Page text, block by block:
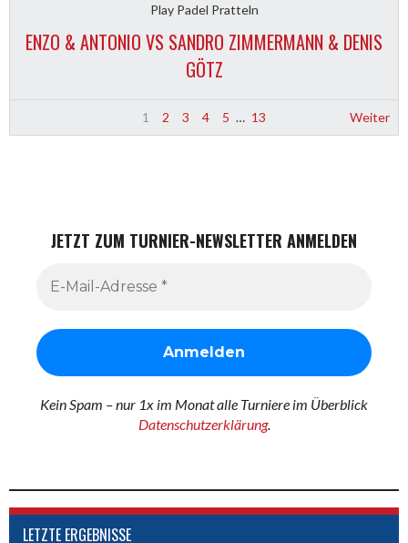
Play Padel Pratteln
ENZO & ANTONIO VS SANDRO ZIMMERMANN & DENIS
GÖTZ
1 2 3 4 5 … 13 Weiter
JETZT ZUM TURNIER-NEWSLETTER ANMELDEN
Kein Spam – nur 1x im Monat alle Turniere im Überblick
Datenschutzerklärung.
LETZTE ERGEBNISSE